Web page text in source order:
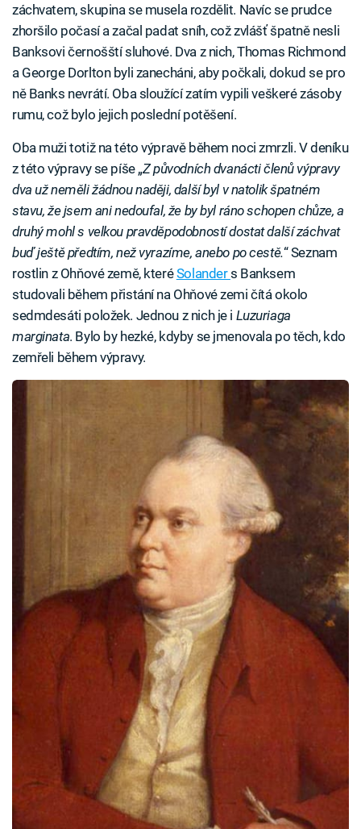
záchvatem, skupina se musela rozdělit. Navíc se prudce
zhoršilo počasí a začal padat sníh, což zvlášť špatně nesli
Banksovi černošští sluhové. Dva z nich, Thomas Richmond
a George Dorlton byli zanecháni, aby počkali, dokud se pro
ně Banks nevrátí. Oba sloužící zatím vypili veškeré zásoby
rumu, což bylo jejich poslední potěšení.
Oba muži totiž na této výpravě během noci zmrzli. V deníku
z této výpravy se píše „Z původních dvanácti členů výpravy
dva už neměli žádnou naději, další byl v natolik špatném
stavu, že jsem ani nedoufal, že by byl ráno schopen chůze, a
druhý mohl s velkou pravděpodobností dostat další záchvat
buď ještě předtím, než vyrazíme, anebo po cestě.“ Seznam
rostlin z Ohňové země, kteréSolanders Banksem
studovali během přistání na Ohňové zemi čítá okolo
sedmdesáti položek. Jednou z nich je i Luzuriaga
marginata. Bylo by hezké, kdyby se jmenovala po těch, kdo
zemřeli během výpravy.